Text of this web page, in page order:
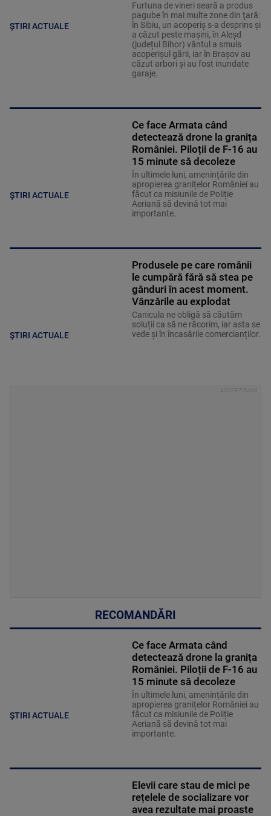
ȘTIRI ACTUALE
Furtuna de vineri seară a produs
pagube în mai multe zone din ţară:
în Sibiu, un acoperiş s-a desprins și
a căzut peste maşini, în Aleşd
(județul Bihor) vântul a smuls
acoperişul gării, iar în Braşov au
căzut arbori şi au fost inundate
garaje.
ȘTIRI ACTUALE
Ce face Armata când
detectează drone la granița
României. Piloții de F-16 au
15 minute să decoleze
În ultimele luni, amenințările din
apropierea granițelor României au
făcut ca misiunile de Poliție
Aeriană să devină tot mai
importante.
ȘTIRI ACTUALE
Produsele pe care românii
le cumpără fără să stea pe
gânduri în acest moment.
Vânzările au explodat
Canicula ne obligă să căutăm
soluții ca să ne răcorim, iar asta se
vede și în încasările comercianților.
RECOMANDĂRI
ȘTIRI ACTUALE
Ce face Armata când
detectează drone la granița
României. Piloții de F-16 au
15 minute să decoleze
În ultimele luni, amenințările din
apropierea granițelor României au
făcut ca misiunile de Poliție
Aeriană să devină tot mai
importante.
Elevii care stau de mici pe
rețelele de socializare vor
avea rezultate mai proaste